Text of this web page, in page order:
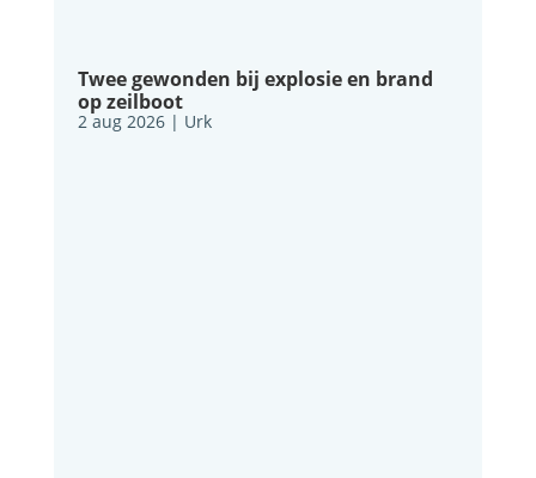
Twee gewonden bij explosie en brand
op zeilboot
2 aug 2026| Urk